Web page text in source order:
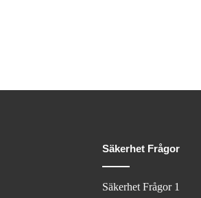
Säkerhet Frågor
Säkerhet Frågor 1